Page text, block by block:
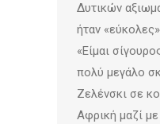
Δυτικών
ήταν
«Είμαι
πολύ μεγάλο
Ζελένσκι σε
Αφρική μαζί